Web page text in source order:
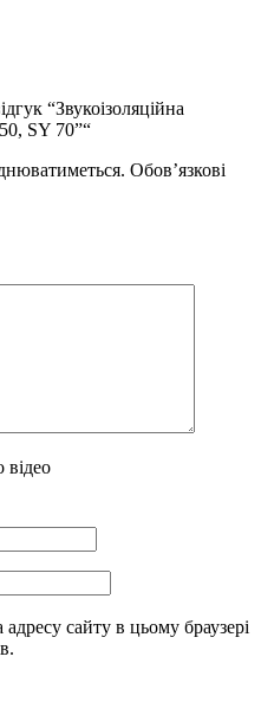
“Звукоізоляційна
SY 70”“
Обов’язкові
відео
сайту в цьому браузері